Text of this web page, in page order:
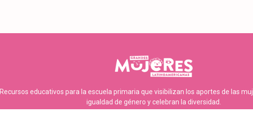
Recursos educativos para la escuela primaria que visibilizan los aportes de las
igualdad de género y celebran la diversidad.